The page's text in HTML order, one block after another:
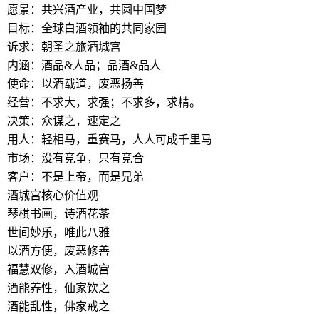
愿景：共兴酒产业，共圆中国梦
目标：全球白酒领袖的共同家园
诉求：朝圣之旅酒城宫
内涵：酒品&人品；品酒&品人
使命：以酒载道，废恶扬善
经营：不求大，求强；不求多，求精。
决策：众谋之，速定之
用人：轻相马，重赛马，人人可成千里马
市场：没有竞争，只有竞合
客户：不是上帝，而是兄弟
酒城宫核心价值观
琴棋书画，诗酒花茶
世间妙乐，唯此八雅
以酒方便，废恶修善
福慧双修，入酒城宫
酒能养性，仙家饮之
酒能乱性，佛家戒之